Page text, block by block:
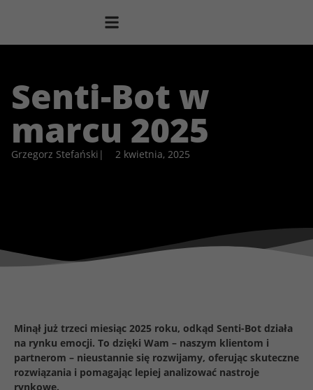
Senti-Bot w
marcu 2025
Grzegorz Stefański | 2 kwietnia, 2025
Minął już trzeci miesiąc 2025 roku, odkąd Senti-Bot działa
na rynku emocji. To dzięki Wam – naszym klientom i
partnerom – nieustannie się rozwijamy, oferując skuteczne
rozwiązania i pomagając lepiej analizować nastroje
rynkowe.